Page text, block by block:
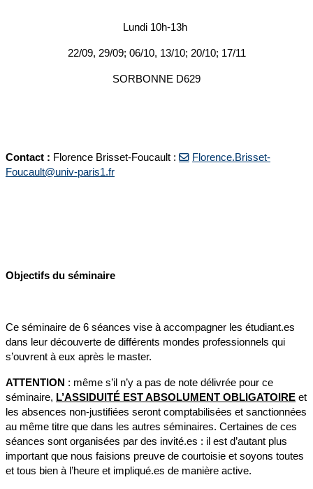
Lundi 10h-13h
22/09, 29/09; 06/10, 13/10; 20/10; 17/11
SORBONNE D629
Contact : Florence Brisset-Foucault :
Florence.Brisset-
Foucault@univ-paris1.fr
Objectifs du séminaire
Ce séminaire de 6 séances vise à accompagner les étudiant.es
dans leur découverte de différents mondes professionnels qui
s’ouvrent à eux après le master.
ATTENTION : même s’il n’y a pas de note délivrée pour ce
séminaire, L’ASSIDUITÉ EST ABSOLUMENT OBLIGATOIRE et
les absences non-justifiées seront comptabilisées et sanctionnées
au même titre que dans les autres séminaires. Certaines de ces
séances sont organisées par des invité.es : il est d’autant plus
important que nous faisions preuve de courtoisie et soyons toutes
et tous bien à l’heure et impliqué.es de manière active.